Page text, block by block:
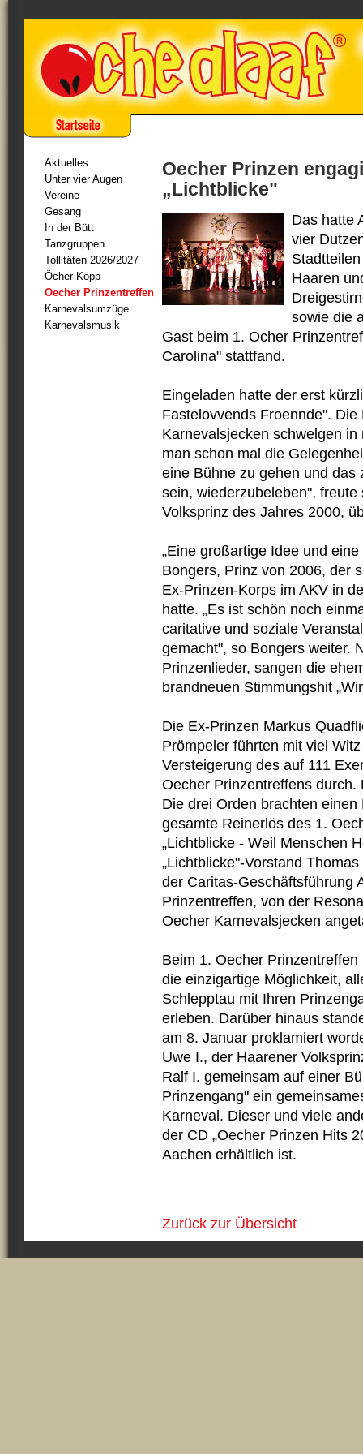
Aktuelles
Unter vier Augen
Vereine
Gesang
In der Bütt
Tanzgruppen
Tollitäten 2026/2027
Öcher Köpp
Oecher Prinzentreffen
Karnevalsumzüge
Karnevalsmusik
Oecher Prinzen
„Lichtblicke"
Das hatte
vier
Haaren
sowie die
Gast beim 1. Ocher
Carolina" stattfand.
Eingeladen hatte der erst
Fastelovvends Froennde".
Karnevalsjecken schwelgen
man schon mal die
eine Bühne zu gehen und
sein, wiederzubeleben",
Volksprinz des Jahres 2000,
„Eine großartige Idee und
Bongers, Prinz von 2006, der
Ex-Prinzen-Korps im AKV in
hatte. „Es ist schön noch
caritative und soziale
gemacht", so Bongers weiter.
Prinzenlieder, sangen die
brandneuen Stimmungshit
Die Ex-Prinzen Markus
Prömpeler führten mit viel
Versteigerung des auf 111
Oecher Prinzentreffens
Die drei Orden brachten
gesamte Reinerlös des 1.
„Lichtblicke - Weil Menschen
„Lichtblicke"-Vorstand
der Caritas-Geschäftsführung
Prinzentreffen, von der
Oecher Karnevalsjecken
Beim 1. Oecher
die einzigartige Möglichkeit,
Schlepptau mit Ihren
erleben. Darüber hinaus
am 8. Januar proklamiert
Uwe I., der Haarener
Ralf I. gemeinsam auf einer
Prinzengang" ein
Karneval. Dieser und viele
der CD „Oecher Prinzen Hits
Aachen erhältlich ist.
Zurück zur Übersicht